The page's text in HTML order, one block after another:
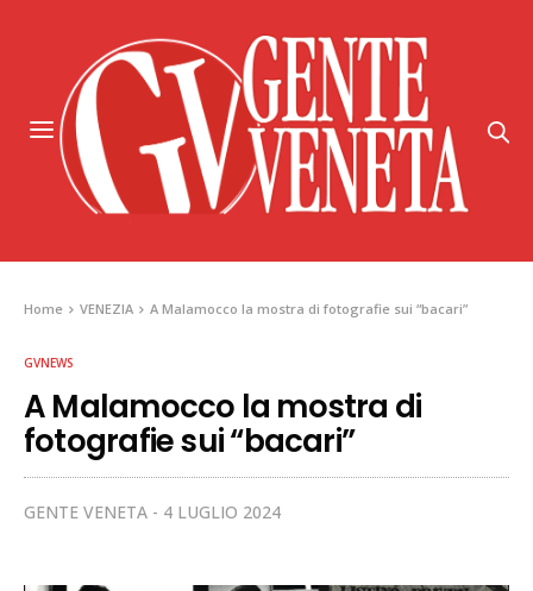
Home VENEZIA A Malamocco la mostra di fotografie sui “bacari”
GVNEWS
A Malamocco la mostra di
fotografie sui “bacari”
GENTE VENETA 4 LUGLIO 2024